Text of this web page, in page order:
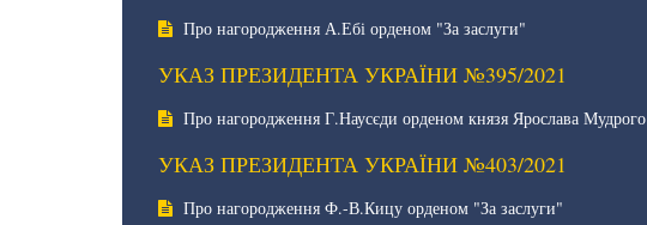
Про нагородження А.Ебі орденом "За заслуги"
УКАЗ ПРЕЗИДЕНТА УКРАЇНИ №395/2021
Про нагородження Г.Наусєди орденом князя Ярослава Мудрого
УКАЗ ПРЕЗИДЕНТА УКРАЇНИ №403/2021
Про нагородження Ф.-В.Кицу орденом "За заслуги"